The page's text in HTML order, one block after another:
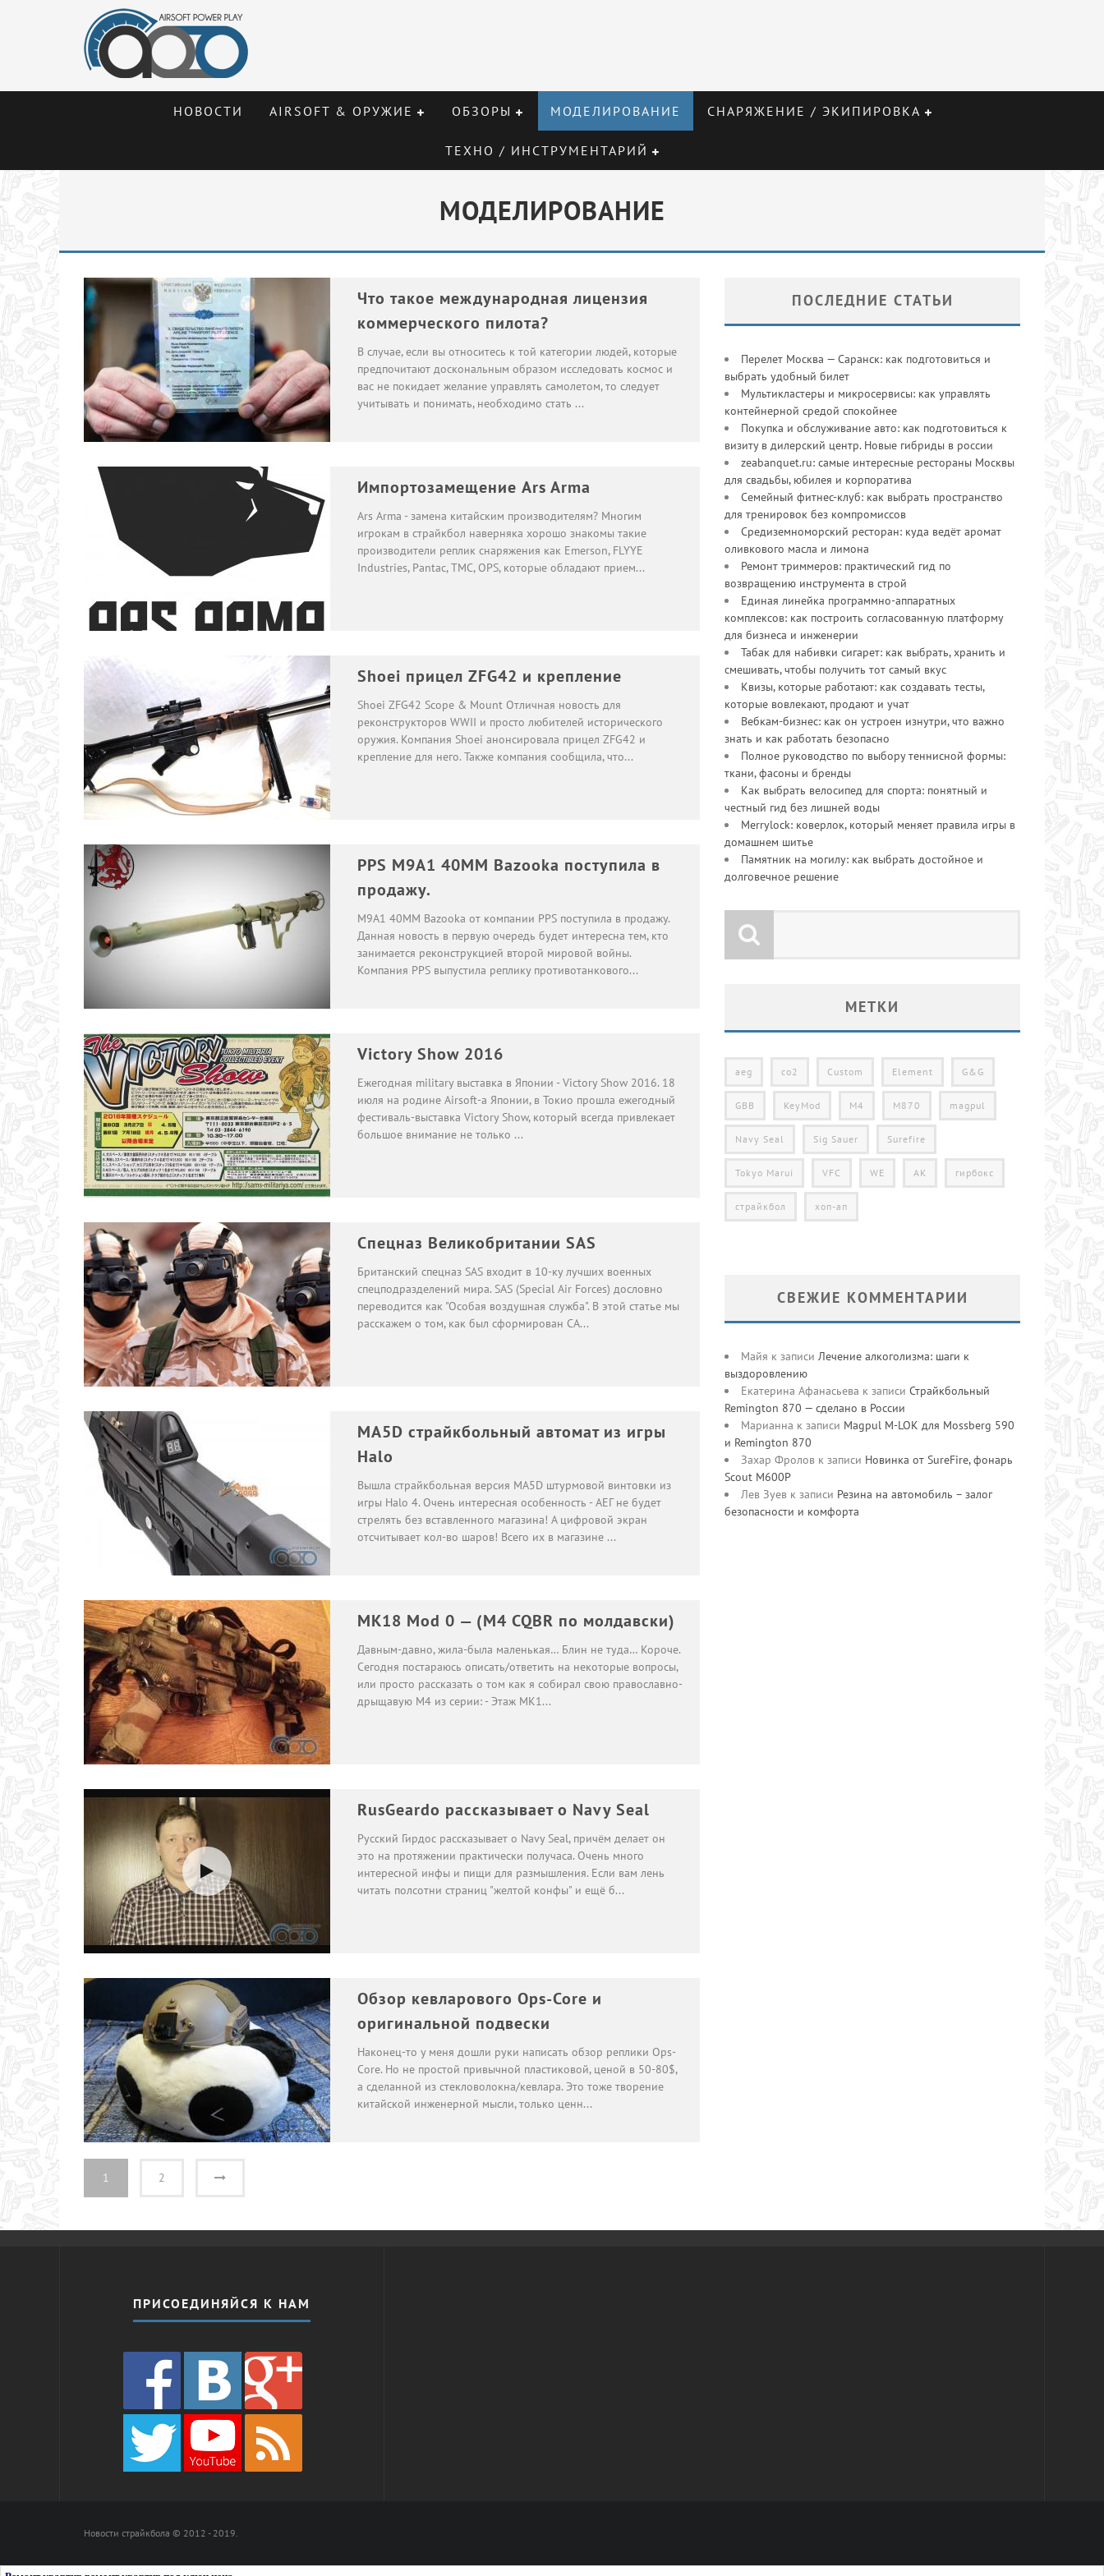
НОВОСТИ AIRSOFT & ОРУЖИЕ ОБЗОРЫ МОДЕЛИРОВАНИЕ СНАРЯЖЕНИЕ / ЭКИПИРОВКА
ТЕХНО / ИНСТРУМЕНТАРИЙ
МОДЕЛИРОВАНИЕ
Что такое международная лицензия
коммерческого пилота?
В случае, если вы относитесь к той категории людей, которые
предпочитают доскональным образом исследовать космос и
вас не покидает желание управлять самолетом, то следует
учитывать и понимать, необходимо стать ...
Импортозамещение Ars Arma
Ars Arma - замена китайским производителям? Многим
игрокам в страйкбол наверняка хорошо знакомы такие
производители реплик снаряжения как Emerson, FLYYE
Industries, Pantac, TMC, OPS, которые обладают прием...
Shoei прицел ZFG42 и крепление
Shoei ZFG42 Scope & Mount Отличная новость для
реконструкторов WWII и просто любителей исторического
оружия. Компания Shoei анонсировала прицел ZFG42 и
крепление для него. Также компания сообщила, что...
PPS M9A1 40MM Bazooka поступила в
продажу.
M9A1 40MM Bazooka от компании PPS поступила в продажу.
Данная новость в первую очередь будет интересна тем, кто
занимается реконструкцией второй мировой войны.
Компания PPS выпустила реплику противотанкового...
Victory Show 2016
Ежегодная military выставка в Японии - Victory Show 2016. 18
июля на родине Airsoft-а Японии, в Токио прошла ежегодный
фестиваль-выставка Victory Show, который всегда привлекает
большое внимание не только ...
Спецназ Великобритании SAS
Британский спецназ SAS входит в 10-ку лучших военных
спецподразделений мира. SAS (Special Air Forces) дословно
переводится как "Особая воздушная служба". В этой статье мы
расскажем о том, как был сформирован СА...
MA5D страйкбольный автомат из игры
Halo
Вышла страйкбольная версия MA5D штурмовой винтовки из
игры Halo 4. Очень интересная особенность - АЕГ не будет
стрелять без вставленного магазина! А цифровой экран
отсчитывает кол-во шаров! Всего их в магазине ...
MK18 Mod 0 — (M4 CQBR по молдавски)
Давным-давно, жила-была маленькая… Блин не туда… Короче.
Сегодня постараюсь описать/ответить на некоторые вопросы,
или просто рассказать о том как я собирал свою православно-
дрыщавую М4 из серии: - Этаж MK1...
RusGeardo рассказывает о Navy Seal
Русский Гирдос рассказывает о Navy Seal, причём делает он
это на протяжении практически получаса. Очень много
интересной инфы и пищи для размышления. Если вам лень
читать полсотни страниц "желтой конфы" и ещё б...
Обзор кевларового Ops-Core и
оригинальной подвески
Наконец-то у меня дошли руки написать обзор реплики Ops-
Core. Но не простой привычной пластиковой, ценой в 50-80$,
а сделанной из стекловолокна/кевлара. Это тоже творение
китайской инженерной мысли, только ценн...
1 2
ПОСЛЕДНИЕ СТАТЬИ
Перелет Москва — Саранск: как подготовиться и
выбрать удобный билет
Мультикластеры и микросервисы: как управлять
контейнерной средой спокойнее
Покупка и обслуживание авто: как подготовиться к
визиту в дилерский центр. Новые гибриды в россии
zeabanquet.ru: самые интересные рестораны Москвы
для свадьбы, юбилея и корпоратива
Семейный фитнес-клуб: как выбрать пространство
для тренировок без компромиссов
Средиземноморский ресторан: куда ведёт аромат
оливкового масла и лимона
Ремонт триммеров: практический гид по
возвращению инструмента в строй
Единая линейка программно-аппаратных
комплексов: как построить согласованную платформу
для бизнеса и инженерии
Табак для набивки сигарет: как выбрать, хранить и
смешивать, чтобы получить тот самый вкус
Квизы, которые работают: как создавать тесты,
которые вовлекают, продают и учат
Вебкам-бизнес: как он устроен изнутри, что важно
знать и как работать безопасно
Полное руководство по выбору теннисной формы:
ткани, фасоны и бренды
Как выбрать велосипед для спорта: понятный и
честный гид без лишней воды
Merrylock: коверлок, который меняет правила игры в
домашнем шитье
Памятник на могилу: как выбрать достойное и
долговечное решение
МЕТКИ
aeg co2 Custom Element G&G
GBB KeyMod M4 M870 magpul
Navy Seal Sig Sauer Surefire
Tokyo Marui VFC WE АК гирбокс
страйкбол хоп-ап
СВЕЖИЕ КОММЕНТАРИИ
Майя к записи Лечение алкоголизма: шаги к
выздоровлению
Екатерина Афанасьева к записи Страйкбольный
Remington 870 — сделано в России
Марианна к записи Magpul M-LOK для Mossberg 590
и Remington 870
Захар Фролов к записи Новинка от SureFire, фонарь
Scout M600P
Лев Зуев к записи Резина на автомобиль – залог
безопасности и комфорта
ПРИСОЕДИНЯЙСЯ К НАМ
Новости страйкбола © 2012 - 2019.